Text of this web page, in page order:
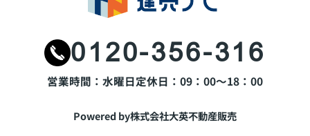
0120-356-316
営業時間：水曜日定休日：09：00～18：00
Powered by株式会社大英不動産販売